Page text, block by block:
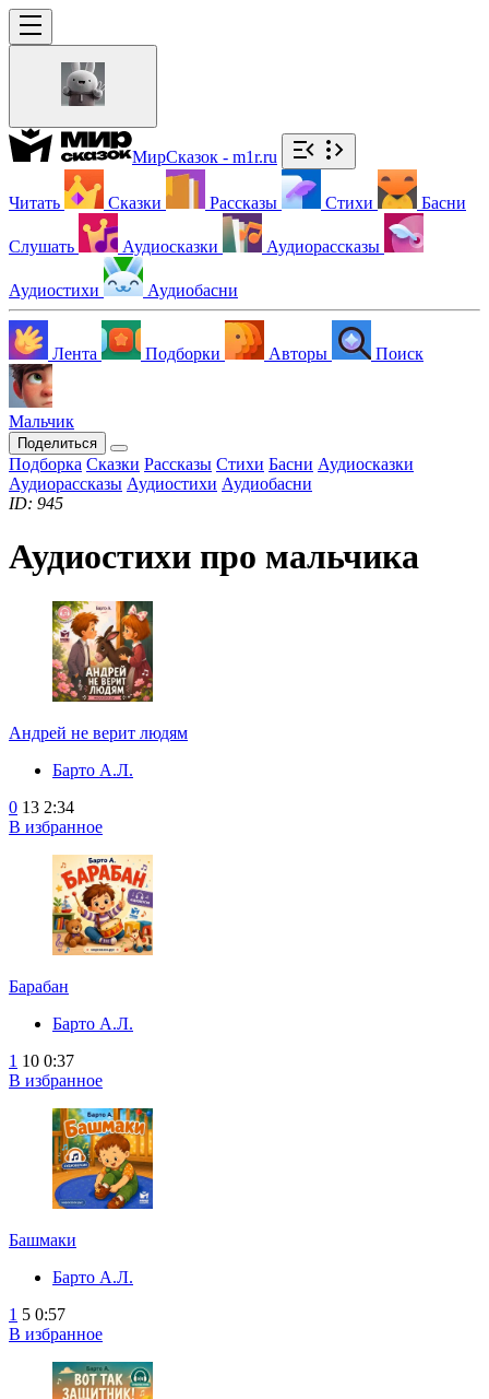
МирСказок - m1r.ru
Читать Сказки Рассказы Стихи Басни
Слушать Аудиосказки Аудиорассказы
Аудиостихи Аудиобасни
Лента Подборки Авторы Поиск
Мальчик
Поделиться
Подборка Сказки Рассказы Стихи Басни Аудиосказки
Аудиорассказы Аудиостихи Аудиобасни
ID: 945
Аудиостихи про мальчика
Андрей не верит людям
Барто А.Л.
0 13 2:34
В избранное
Барабан
Барто А.Л.
1 10 0:37
В избранное
Башмаки
Барто А.Л.
1 5 0:57
В избранное